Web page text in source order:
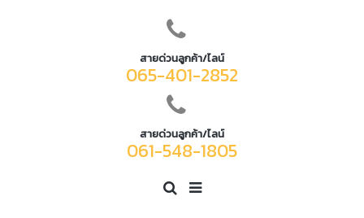
สายด่วนลูกค้า/ไลน์
065-401-2852
สายด่วนลูกค้า/ไลน์
061-548-1805